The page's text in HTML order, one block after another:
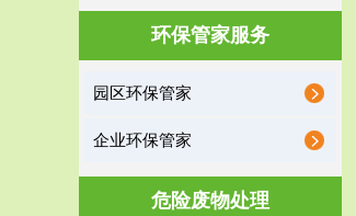
环保管家服务
园区环保管家
企业环保管家
危险废物处理
政府/园区级VOCs综合管控服务
根据《石化行业挥发性有机物综合整治方案》文